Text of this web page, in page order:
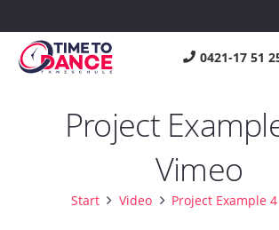
0421-17 51
Project
Vimeo
Start Video Project Example